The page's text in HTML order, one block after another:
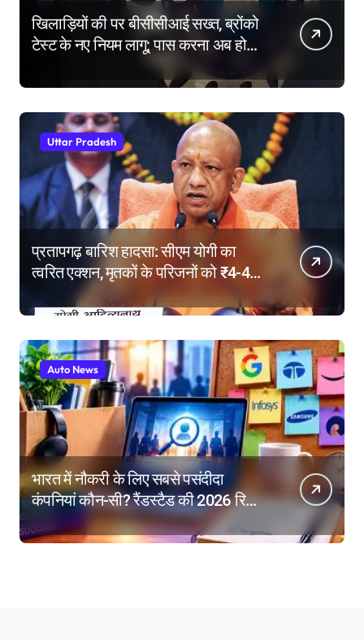
खिलाड़ियों की पर बीसीसीआई सख्त, ब्रोंको
टेस्ट के नए नियम लागू; पास करना अब होगा
Uttar Pradesh
प्रतापगढ़ बारिश हादसा: सीएम योगी का
त्वरित एक्शन, मृतकों के परिजनों को ₹4-4
लाख की सहायता, घायलों के बेहतर इलाज के
निर्देश
Auto News
भारत में नौकरी के लिए सबसे पसंदीदा
कंपनियां कौन-सी? रैंडस्टैड की 2026 रिपोर्ट
में गूगल नंबर-1